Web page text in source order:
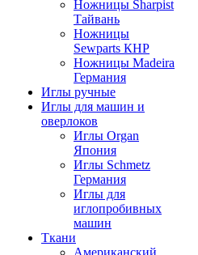
Ножницы Sharpist
Тайвань
Ножницы
Sewparts КНР
Ножницы Madeira
Германия
Иглы ручные
Иглы для машин и
оверлоков
Иглы Organ
Япония
Иглы Schmetz
Германия
Иглы для
иглопробивных
машин
Ткани
Американский